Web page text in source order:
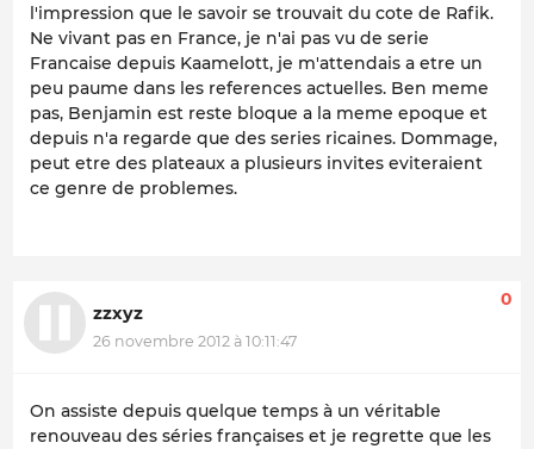
l'impression que le savoir se trouvait du cote de Rafik.
Ne vivant pas en France, je n'ai pas vu de serie
Francaise depuis Kaamelott, je m'attendais a etre un
peu paume dans les references actuelles. Ben meme
pas, Benjamin est reste bloque a la meme epoque et
depuis n'a regarde que des series ricaines. Dommage,
peut etre des plateaux a plusieurs invites eviteraient
ce genre de problemes.
zzxyz
26 novembre 2012 à 10:11:47
0
On assiste depuis quelque temps à un véritable
renouveau des séries françaises et je regrette que les